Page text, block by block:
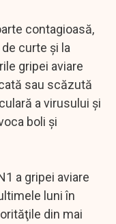
contagioasă,
curte şi la
gripei aviare
sau scăzută
a virusului şi
boli şi
a gripei aviare
luni în
din mai